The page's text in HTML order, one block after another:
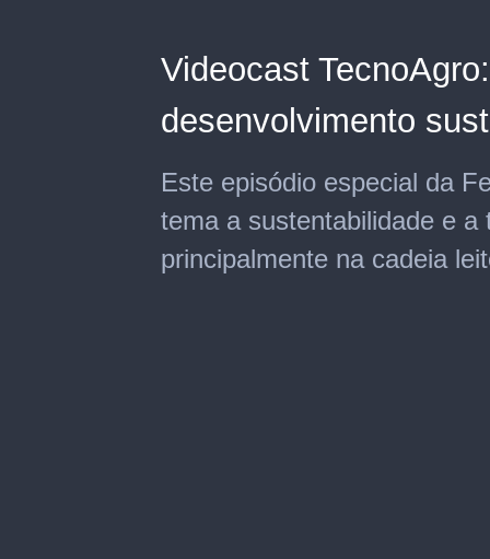
Videocast
desenvolvimento
Este episódio especial da
tema a sustentabilidade e
principalmente na cadeia